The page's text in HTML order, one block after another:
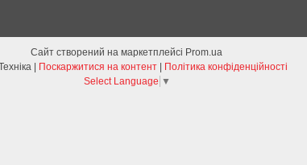
Сайт створений на маркетплейсі Prom.ua
Клімат Техніка | Поскаржитися на контент | Політика конфіденційності
Select Language ▼